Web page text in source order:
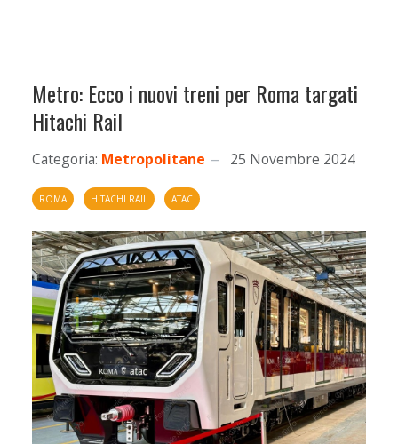
Metro: Ecco i nuovi treni per Roma targati
Hitachi Rail
Categoria: Metropolitane 25 Novembre 2024
ROMA HITACHI RAIL ATAC